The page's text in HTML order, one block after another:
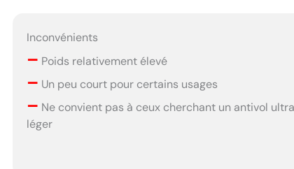
Inconvénients
– Poids relativement élevé
– Un peu court pour certains usages
– Ne convient pas à ceux cherchant un antivol
léger